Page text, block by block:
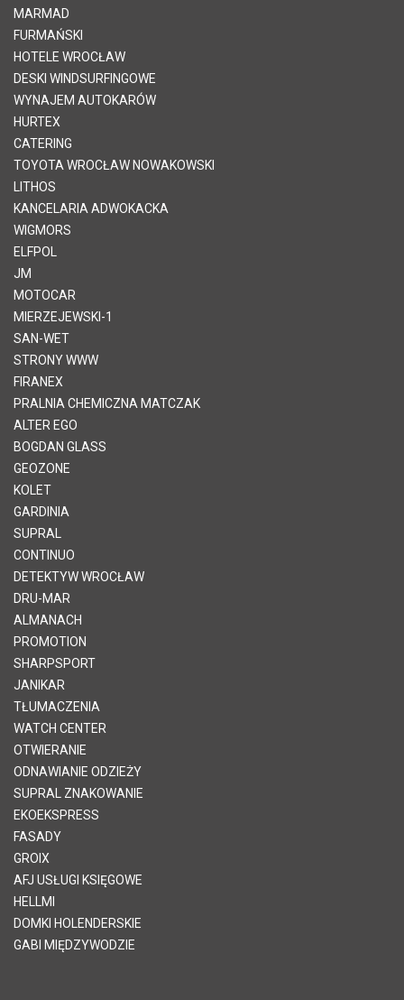
MARMAD
FURMAŃSKI
HOTELE WROCŁAW
DESKI WINDSURFINGOWE
WYNAJEM AUTOKARÓW
HURTEX
CATERING
TOYOTA WROCŁAW NOWAKOWSKI
LITHOS
KANCELARIA ADWOKACKA
WIGMORS
ELFPOL
JM
MOTOCAR
MIERZEJEWSKI-1
SAN-WET
STRONY WWW
FIRANEX
PRALNIA CHEMICZNA MATCZAK
ALTER EGO
BOGDAN GLASS
GEOZONE
KOLET
GARDINIA
SUPRAL
CONTINUO
DETEKTYW WROCŁAW
DRU-MAR
ALMANACH
PROMOTION
SHARPSPORT
JANIKAR
TŁUMACZENIA
WATCH CENTER
OTWIERANIE
ODNAWIANIE ODZIEŻY
SUPRAL ZNAKOWANIE
EKOEKSPRESS
FASADY
GROIX
AFJ USŁUGI KSIĘGOWE
HELLMI
DOMKI HOLENDERSKIE
GABI MIĘDZYWODZIE